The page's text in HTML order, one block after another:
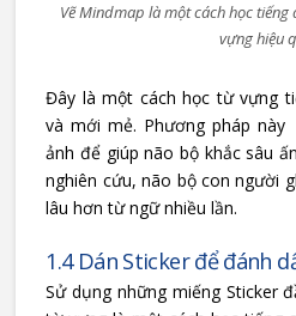
Vẽ Mindmap là một cách học
vựng hiệu
Đây là một cách học từ vựng
và mới mẻ. Phương pháp
ảnh để giúp não bộ khắc sâu
nghiên cứu, não bộ con người
lâu hơn từ ngữ nhiều lần.
1.4 Dán Sticker để đánh
Sử dụng những miếng Sticker